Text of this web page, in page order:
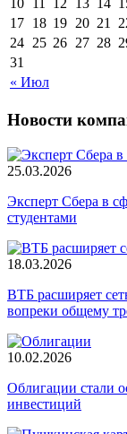
« Июл
10 11 12 13 14
17 18 19 20 21
24 25 26 27 28
31
Новости
25.03.2026
Эксперт Сбера в
студентами
18.03.2026
ВТБ расширяет
вопреки общему
10.02.2026
Облигации стали
инвестиций